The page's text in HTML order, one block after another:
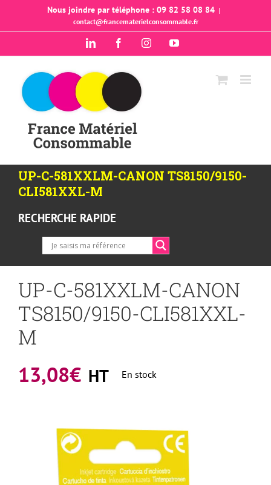
Nous joindre par téléphone : 09 82 58 08 84 |
contact@francematerielconsommable.fr
LinkedIn FacebookInstagramYouTube
UP-C-581XXLM-CANON TS8150/9150-
CLI581XXL-M
RECHERCHE RAPIDE
UP-C-581XXLM-CANON
TS8150/9150-CLI581XXL-
M
13,08€ HT En stock